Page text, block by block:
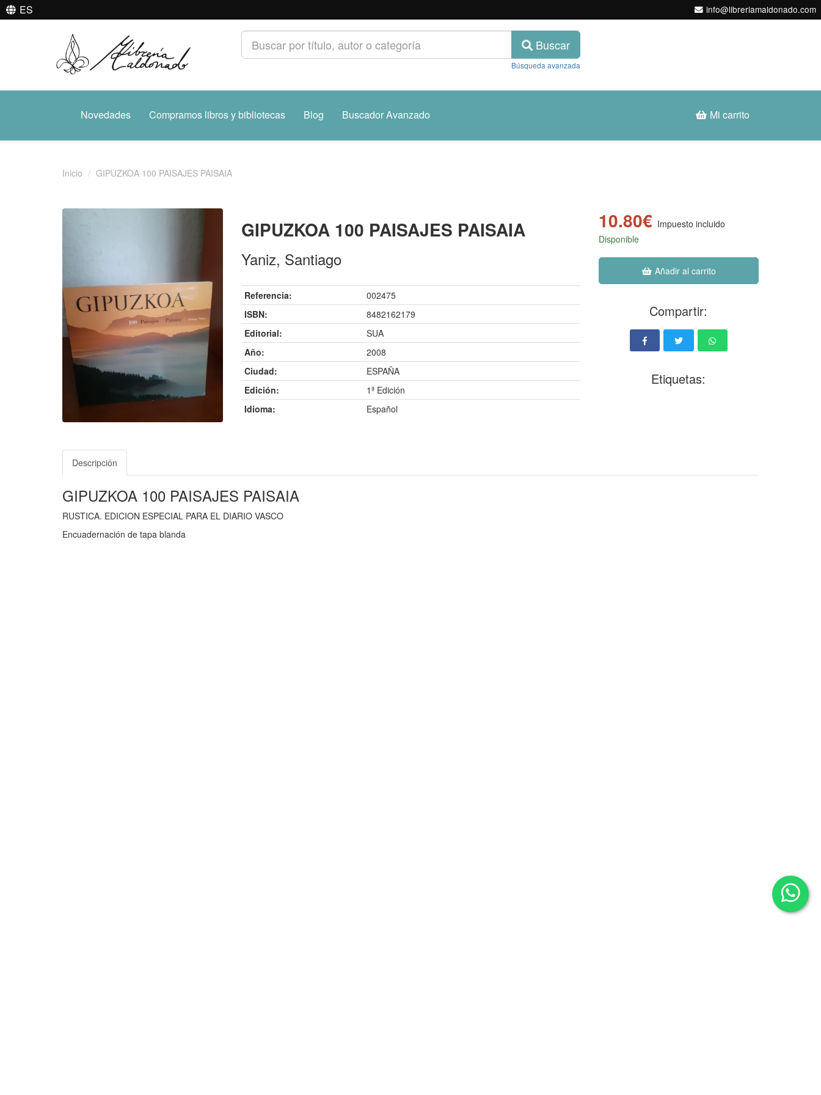
ES info@libreriamaldonado.com
Buscar
Búsqueda avanzada
Novedades Compramos libros y bibliotecas Blog Buscador Avanzado Mi carrito
Inicio GIPUZKOA 100 PAISAJES PAISAIA
GIPUZKOA 100 PAISAJES PAISAIA
Yaniz, Santiago
Referencia:
002475
ISBN:
8482162179
Editorial:
SUA
Año:
2008
Ciudad:
ESPAÑA
Edición:
1ª Edición
Idioma:
Español
10.80€ Impuesto incluido
Disponible
Añadir al carrito
Compartir:
Etiquetas:
Descripción
GIPUZKOA 100 PAISAJES PAISAIA
RUSTICA. EDICION ESPECIAL PARA EL DIARIO VASCO
Encuadernación de tapa blanda